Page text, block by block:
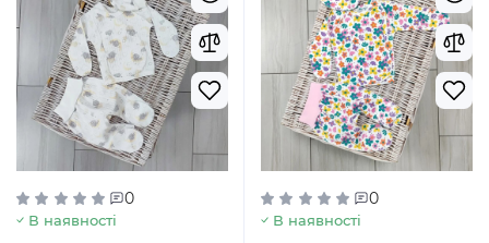
0
В наявності
0
В наявності